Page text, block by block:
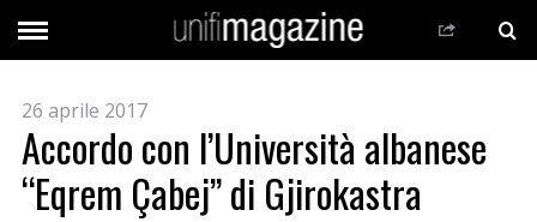
26 aprile 2017
Accordo con l’Università albanese
“Eqrem Çabej” di Gjirokastra